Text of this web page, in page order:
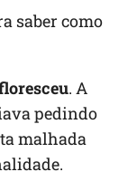
saber como
. A
pedindo
malhada